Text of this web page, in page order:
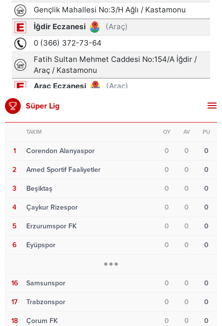
Süper Lig
TAKIM OY AV PU
1 Corendon Alanyaspor 0 0 0
2 Amed Sportif Faaliyetler 0 0 0
3 Beşiktaş 0 0 0
4 Çaykur Rizespor 0 0 0
5 Erzurumspor FK 0 0 0
6 Eyüpspor 0 0 0
16 Samsunspor 0 0 0
17 Trabzonspor 0 0 0
18 Çorum FK 0 0 0